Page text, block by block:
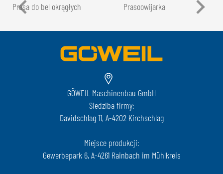
Prasa do bel okrągłych Prasoowijarka
GÖWEIL Maschinenbau GmbH
Siedziba firmy:
Davidschlag 11, A-4202 Kirchschlag
Miejsce produkcji:
Gewerbepark 6, A-4261 Rainbach im Mühlkreis